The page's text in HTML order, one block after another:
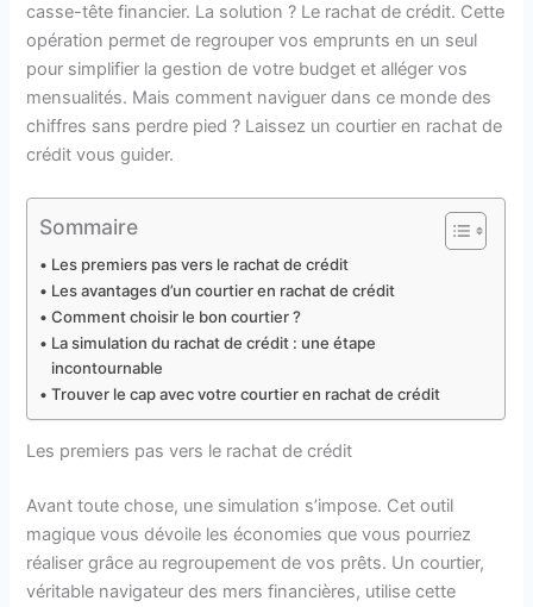
casse-tête financier. La solution ? Le rachat de crédit. Cette
opération permet de regrouper vos emprunts en un seul
pour simplifier la gestion de votre budget et alléger vos
mensualités. Mais comment naviguer dans ce monde des
chiffres sans perdre pied ? Laissez un courtier en rachat de
crédit vous guider.
Sommaire
Les premiers pas vers le rachat de crédit
Les avantages d’un courtier en rachat de crédit
Comment choisir le bon courtier ?
La simulation du rachat de crédit : une étape
incontournable
Trouver le cap avec votre courtier en rachat de crédit
Les premiers pas vers le rachat de crédit
Avant toute chose, une simulation s’impose. Cet outil
magique vous dévoile les économies que vous pourriez
réaliser grâce au regroupement de vos prêts. Un courtier,
véritable navigateur des mers financières, utilise cette